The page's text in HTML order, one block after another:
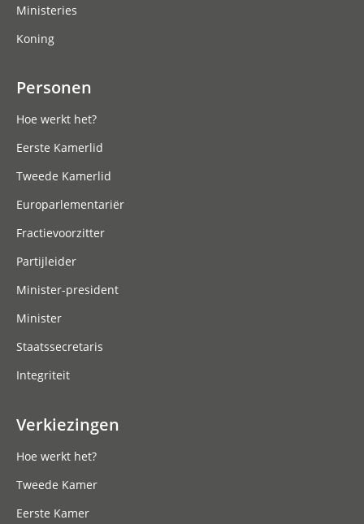
Ministeries
Koning
Personen
Hoe werkt het?
Eerste Kamerlid
Tweede Kamerlid
Europarlementariër
Fractievoorzitter
Partijleider
Minister-president
Minister
Staatssecretaris
Integriteit
Verkiezingen
Hoe werkt het?
Tweede Kamer
Eerste Kamer